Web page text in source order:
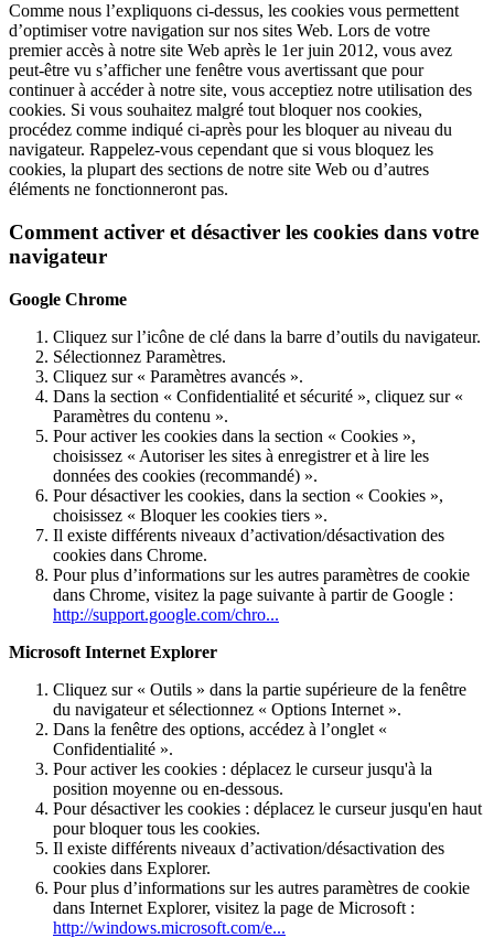
Comme nous l’expliquons ci-dessus, les cookies vous permettent
d’optimiser votre navigation sur nos sites Web. Lors de votre
premier accès à notre site Web après le 1er juin 2012, vous avez
peut-être vu s’afficher une fenêtre vous avertissant que pour
continuer à accéder à notre site, vous acceptiez notre utilisation des
cookies. Si vous souhaitez malgré tout bloquer nos cookies,
procédez comme indiqué ci-après pour les bloquer au niveau du
navigateur. Rappelez-vous cependant que si vous bloquez les
cookies, la plupart des sections de notre site Web ou d’autres
éléments ne fonctionneront pas.
Comment activer et désactiver les cookies dans votre
navigateur
Google Chrome
Cliquez sur l’icône de clé dans la barre d’outils du navigateur.
Sélectionnez Paramètres.
Cliquez sur « Paramètres avancés ».
Dans la section « Confidentialité et sécurité », cliquez sur «
Paramètres du contenu ».
Pour activer les cookies dans la section « Cookies »,
choisissez « Autoriser les sites à enregistrer et à lire les
données des cookies (recommandé) ».
Pour désactiver les cookies, dans la section « Cookies »,
choisissez « Bloquer les cookies tiers ».
Il existe différents niveaux d’activation/désactivation des
cookies dans Chrome.
Pour plus d’informations sur les autres paramètres de cookie
dans Chrome, visitez la page suivante à partir de Google :
http://support.google.com/chro...
Microsoft Internet Explorer
Cliquez sur « Outils » dans la partie supérieure de la fenêtre
du navigateur et sélectionnez « Options Internet ».
Dans la fenêtre des options, accédez à l’onglet «
Confidentialité ».
Pour activer les cookies : déplacez le curseur jusqu'à la
position moyenne ou en-dessous.
Pour désactiver les cookies : déplacez le curseur jusqu'en haut
pour bloquer tous les cookies.
Il existe différents niveaux d’activation/désactivation des
cookies dans Explorer.
Pour plus d’informations sur les autres paramètres de cookie
dans Internet Explorer, visitez la page de Microsoft :
http://windows.microsoft.com/e...